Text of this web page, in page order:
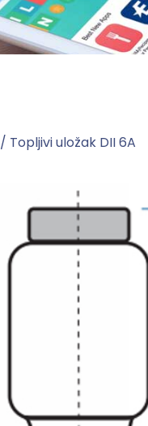
/ Topljivi uložak DII 6A